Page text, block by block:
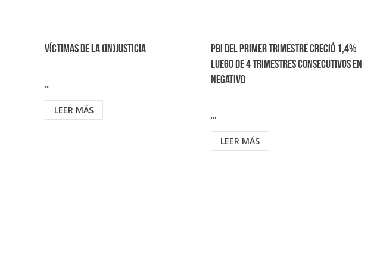
Víctimas de la (in)justicia
...
LEER MÁS
PBI del primer trimestre creció 1,4%
luego de 4 trimestres consecutivos en
negativo
...
LEER MÁS